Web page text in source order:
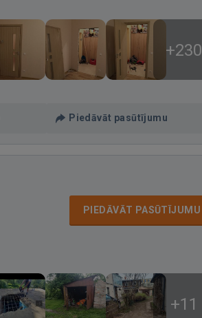
+230
Piedāvāt pasūtījumu
PIEDĀVĀT PASŪTĪJUMU
+11